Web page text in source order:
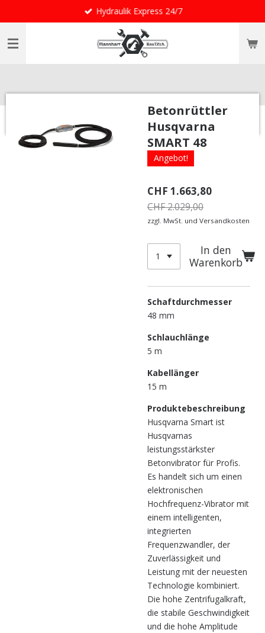
Hauptinhalt
springen
Hydraulik Express 24/7
Betonrüttler
Husqvarna
SMART 48
Angebot!
CHF 1.663,80
CHF 2.029,00
zzgl. MwSt. und Versandkosten
In den
Warenkorb
Schaftdurchmesser
48 mm
Schlauchlänge
5 m
Kabellänger
15 m
Produktebeschreibung
Husqvarna Smart ist
Husqvarnas
leistungsstärkster
Betonvibrator für Profis.
Es handelt sich um einen
elektronischen
Hochfrequenz-Vibrator mit
einem intelligenten,
integrierten
Frequenzwandler, der
Zuverlässigkeit und
Leistung mit der neuesten
Technologie kombiniert.
Die hohe Zentrifugalkraft,
die stabile Geschwindigkeit
und die hohe Amplitude